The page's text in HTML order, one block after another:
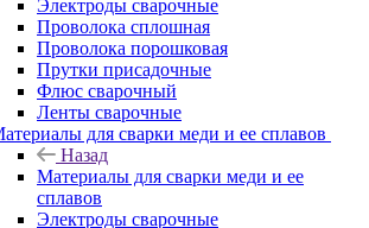
Электроды сварочные
Проволока сплошная
Проволока порошковая
Прутки присадочные
Флюс сварочный
Ленты сварочные
для сварки меди и ее сплавов
Назад
Материалы для сварки меди и ее
сплавов
Электроды сварочные